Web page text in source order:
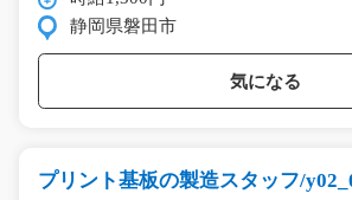
静岡県磐田市
気になる
プリント基板の製造スタッフ/